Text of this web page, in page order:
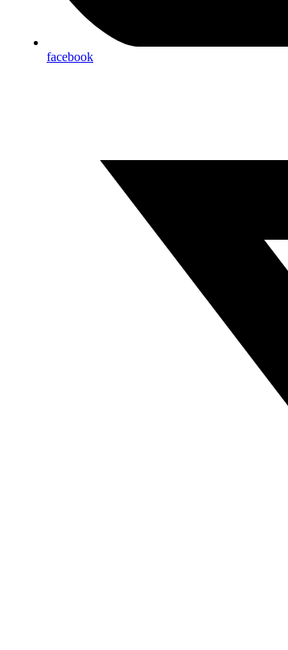
facebook